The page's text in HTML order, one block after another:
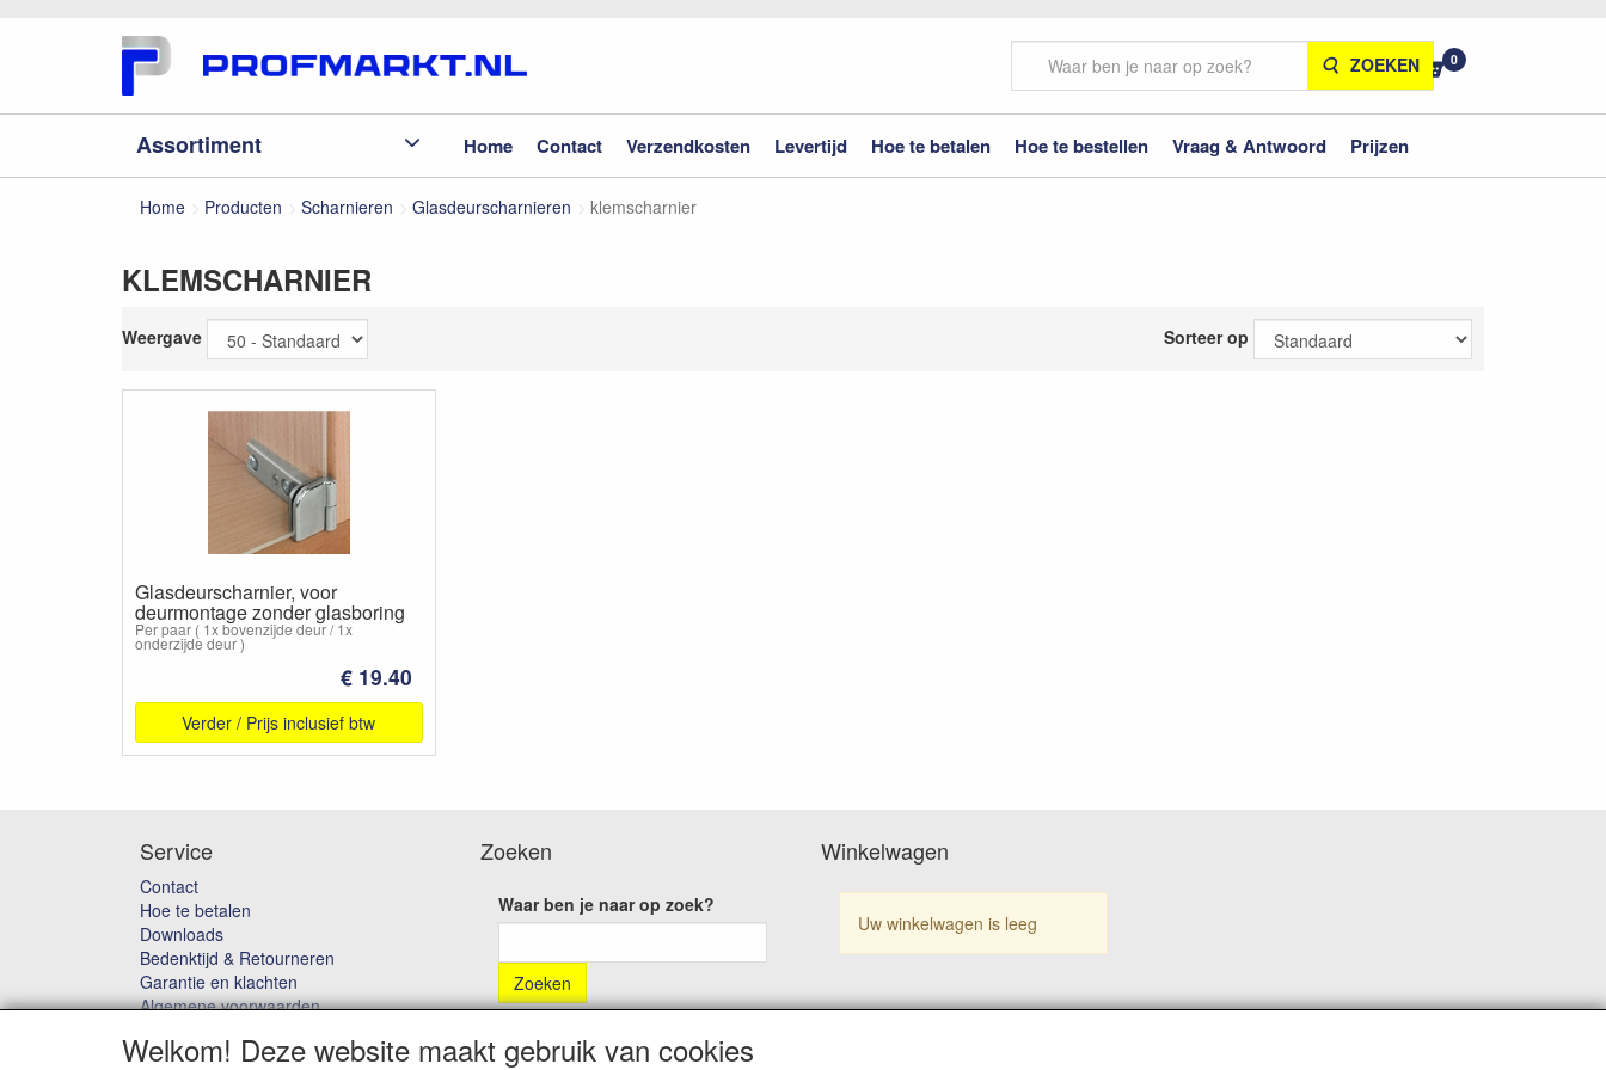
ZOEKEN 0
Assortiment Home Contact Verzendkosten Levertijd Hoe te betalen Hoe te bestellen Vraag & Antwoord Prijzen
Home Producten Scharnieren Glasdeurscharnieren klemscharnier
KLEMSCHARNIER
Weergave Sorteer op
Glasdeurscharnier, voor
deurmontage zonder glasboring
Per paar ( 1x bovenzijde deur / 1x
onderzijde deur )
€ 19.40
Verder / Prijs inclusief btw
Service
Contact
Hoe te betalen
Downloads
Bedenktijd & Retourneren
Garantie en klachten
Algemene voorwaarden
Disclaimer
Zoeken
Waar ben je naar op zoek?
Winkelwagen
Uw winkelwagen is leeg
Welkom! Deze website maakt gebruik van cookies